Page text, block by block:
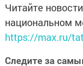
Читайте
национальном
https://max.ru/
Следите за